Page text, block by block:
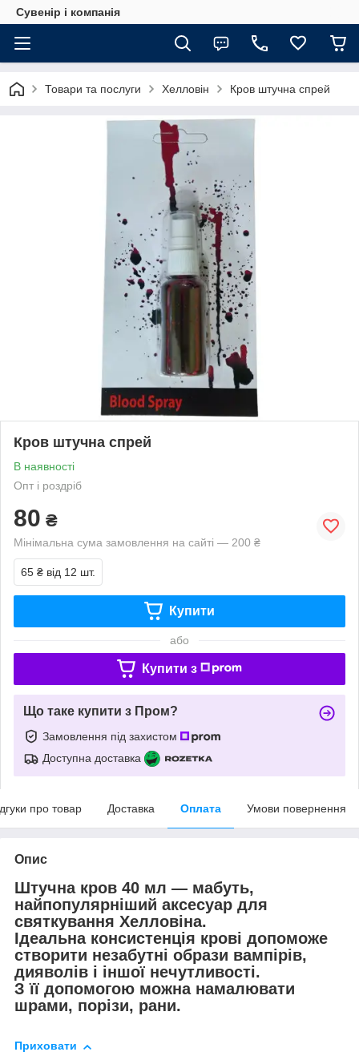
Сувенір і компанія
Товари та послуги Хелловін Кров штучна спрей
Кров штучна спрей
В наявності
Опт і роздріб
80 ₴
Мінімальна сума замовлення на сайті — 200 ₴
65 ₴ від 12 шт.
Купити
або
Купити з
Що таке купити з Пром?
Замовлення під захистом
Доступна доставка
про товар Доставка Оплата Умови повернення
Опис
Штучна кров 40 мл — мабуть,
найпопулярніший аксесуар для
святкування Хелловіна.
Ідеальна консистенція крові допоможе
створити незабутні образи вампірів,
дияволів і іншої нечутливості.
З її допомогою можна намалювати
шрами, порізи, рани.
Приховати